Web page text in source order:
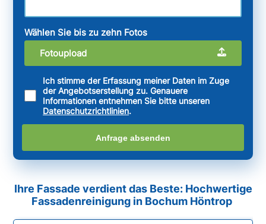
Wählen Sie bis zu zehn Fotos
Fotoupload
Ich stimme der Erfassung meiner Daten im Zuge
der Angebotserstellung zu. Genauere
Informationen entnehmen Sie bitte unseren
Datenschutzrichtlinien.
Anfrage absenden
Ihre Fassade verdient das Beste: Hochwertige
Fassadenreinigung in Bochum Höntrop